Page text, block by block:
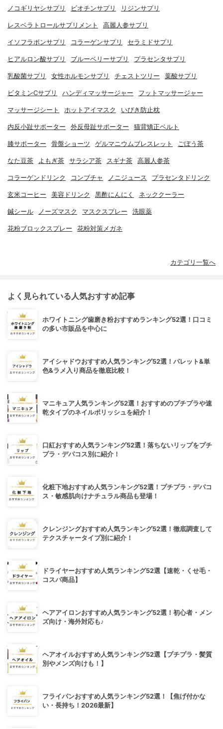
ノコギリヤシサプリ ビオチンサプリ リジンサプリ
レスベラトロールサプリメント 高麗人参サプリ
イソフラボンサプリ コラーゲンサプリ セラミドサプリ
ヒアルロン酸サプリ ブルーベリーサプリ プラセンタサプリ
乳酸菌サプリ 女性ホルモンサプリ チェストツリー 葉酸サプリ
ビタミンCサプリ ハンディマッサージャー フットマッサージャー
マッサージシート ホットアイマスク いびき防止枕
内反小趾サポーター 外反母趾サポーター 猫背矯正ベルト
膝サポーター 骨盤ショーツ ゲルマニウムブレスレット ごぼう茶
なた豆茶 よもぎ茶 サラシア茶 スギナ茶 高麗人参茶
コラーゲンドリンク コンブチャ ノニジュース プラセンタドリンク
玄米コーヒー 美容ドリンク 黒酢にんにく ネッククーラー
鍼シール ノーズマスク マスクスプレー 洗眼薬
花粉ブロックスプレー 花粉対策メガネ
カテゴリ一覧へ
よく見られている人気おすすめ記事
ホワイトニング歯磨き粉おすすめランキング52選！口コミ
の多い市販品を中心に
アイシャドウおすすめ人気ランキング52選！パレット&単
色&ラメ入り商品を徹底比較！
マニキュア人気ランキング52選！おすすめのプチプラや速
乾タイプのネイルポリッシュを紹介！
口紅おすすめ人気ランキング52選！落ちないリップをプチ
プラ・デパコス別に紹介！
化粧下地おすすめ人気ランキング52選！プチプラ・デパコ
ス・敏感肌向けナチュラル商品も登場！
クレンジングおすすめ人気ランキング52選！徹底調査して
テクスチャータイプ別に紹介！
ドライヤーおすすめ人気ランキング52選【速乾・くせ毛・
コスパ商品】
ヘアアイロンおすすめ人気ランキング52選！初心者・メン
ズ向け・海外対応も♪
ヘアオイルおすすめ人気ランキング52選【プチプラ・髪質
別やメンズ向けも！】
フライパンおすすめ人気ランキング52選！【焦げ付かな
い・長持ち！2026最新】